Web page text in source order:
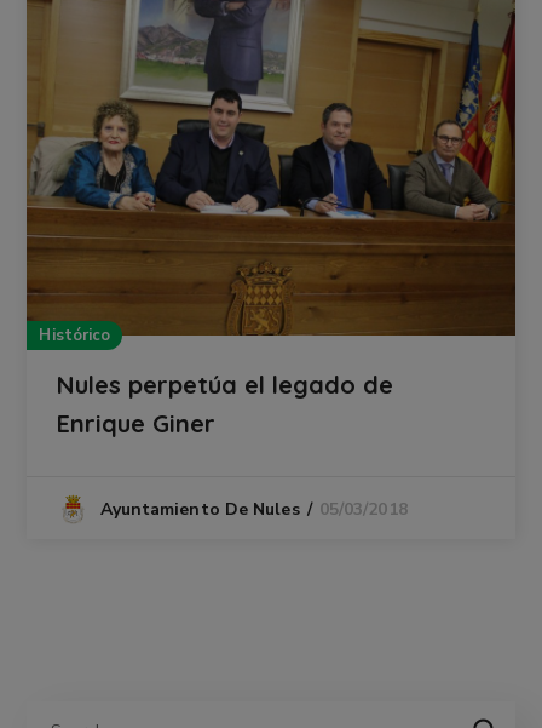
Histórico
Nules perpetúa el legado de
Enrique Giner
Ayuntamiento De Nules 05/03/2018